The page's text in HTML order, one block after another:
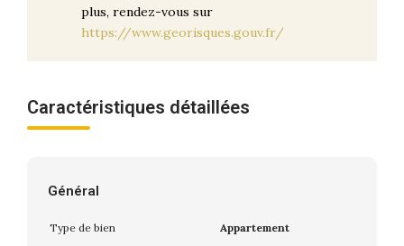
plus, rendez-vous sur
https://www.georisques.gouv.fr/
Caractéristiques détaillées
Général
Type de bien
Appartement